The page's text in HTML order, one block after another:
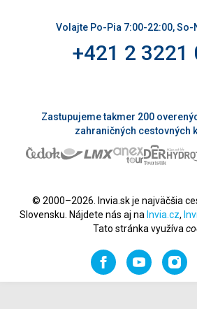
Volajte Po-Pia 7:00-22:00, So-
+421 2 3221
Zastupujeme takmer 200
zahraničných cestovných
© 2000–2026. Invia.sk je najväčšia
Slovensku. Nájdete nás aj na Invia.cz,
Tato stránka využíva
FacebookYouTube